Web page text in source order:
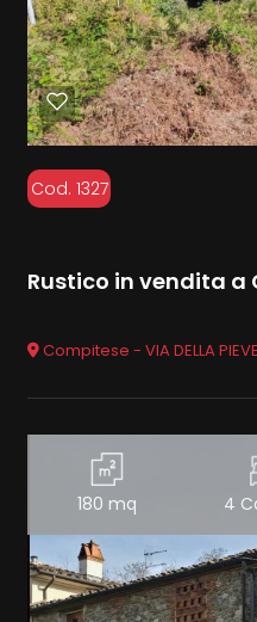
Cod. 1327
Rustico in vendita a
Compitese - VIA DELLA PIEVE
180 mq 4